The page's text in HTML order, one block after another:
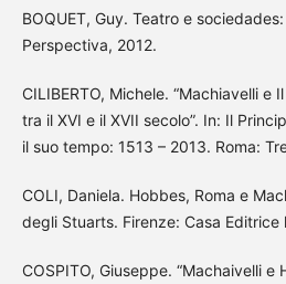
BOQUET, Guy. Teatro e
Perspectiva, 2012.
CILIBERTO, Michele. “Machiavelli e
tra il XVI e il XVII secolo”. In: Il
il suo tempo: 1513 – 2013. Roma:
COLI, Daniela. Hobbes, Roma e
degli Stuarts. Firenze: Casa
COSPITO, Giuseppe. “Machaivelli e